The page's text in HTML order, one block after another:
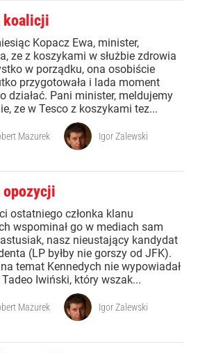
koalicji
Kopacz Ewa, minister,
ze z koszykami w służbie zdrowia
w porządku, ona osobiście
przygotowała i lada moment
działać. Pani minister, meldujemy
ze w Tesco z koszykami tez...
Mazurek Igor Zalewski
opozycji
ostatniego członka klanu
wspominał go w mediach sam
nasz nieustający kandydat
(LP byłby nie gorszy od JFK).
temat Kennedych nie wypowiadał
Iwiński, który wszak...
Mazurek Igor Zalewski